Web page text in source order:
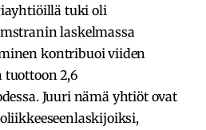
tuki oli
laskelmassa
kontribuoi viiden
2,6
Juuri nämä yhtiöt ovat